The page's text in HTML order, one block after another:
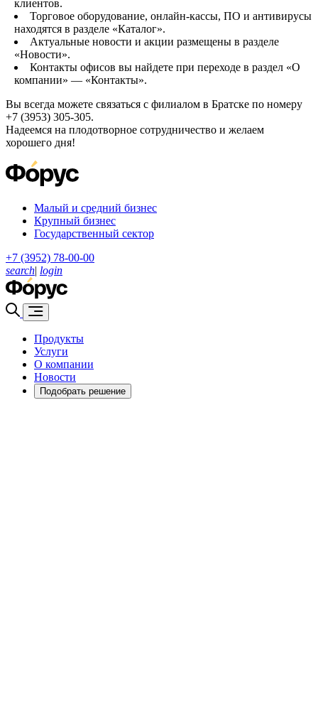
клиентов.
Торговое оборудование, онлайн-кассы, ПО и антивирусы
находятся в разделе «Каталог».
Актуальные новости и акции размещены в разделе
«Новости».
Контакты офисов вы найдете при переходе в раздел «О
компании» — «Контакты».
Вы всегда можете связаться с филиалом в Братске по номеру
+7 (3953) 305-305.
Надеемся на плодотворное сотрудничество и желаем
хорошего дня!
Малый и средний бизнес
Крупный бизнес
Государственный сектор
+7 (3952) 78-00-00
search| login
Продукты
Услуги
О компании
Новости
Подобрать решение